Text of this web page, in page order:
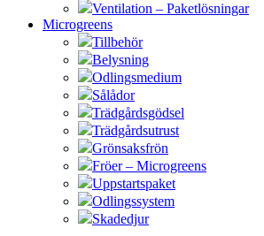
Ventilation – Paketlösningar
Microgreens
Tillbehör
Belysning
Odlingsmedium
Sålådor
Trädgårdsgödsel
Trädgårdsutrust
Grönsaksfrön
Fröer – Microgreens
Uppstartspaket
Odlingssystem
Skadedjur